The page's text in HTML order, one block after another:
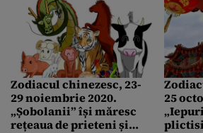
Zodiacul chinezesc, 23-
29 noiembrie 2020.
„Șobolanii” își măresc
rețeaua de prieteni și
25